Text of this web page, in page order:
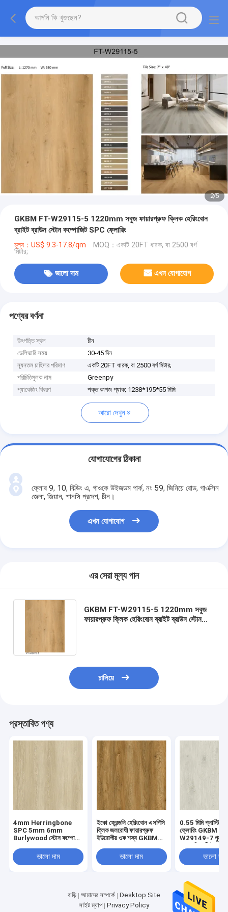
2/5
GKBM FT-W29115-5 1220mm সবুজ ফায়ারপ্রুফ ক্লিক হেরিংবোন
ব্রাইট ব্রাউন স্টোন কম্পোজিট SPC ফ্লোরিং
মূল্য：US$ 9.3-17.8/qm MOQ：একটি 20FT ধারক, বা 2500 বর্গ
মিটার;
ভালো দাম এখন যোগাযোগ
পণ্যের বর্ণনা
উৎপত্তি স্থল
চীন
ডেলিভারি সময়
30-45 দিন
ন্যূনতম চাহিদার পরিমাণ
একটি 20FT ধারক, বা 2500 বর্গ মিটার;
পরিচিতিমুলক নাম
Greenpy
প্যাকেজিং বিবরণ
শক্ত কাগজ প্যাক; 1238*195*55 মিমি
আরো দেখুন
যোগাযোগের ঠিকানা
ফ্লোর 9, 10, বিল্ডিং এ, গাওকে উইজডম পার্ক, নং 59, জিনিয়ে রোড, গাওক্সিন
জেলা, জিয়ান, শানসি প্রদেশ, চীন।
এখন যোগাযোগ
এর সেরা মূল্য পান
GKBM FT-W29115-5 1220mm সবুজ
ফায়ারপ্রুফ ক্লিক হেরিংবোন ব্রাইট ব্রাউন স্টোন
চালিয়ে
প্রস্তাবিত পণ্য
4mm Herringbone
SPC 5mm 6mm
Burlywood স্টোন কম্পোজিট
ভালো দাম
ইকো ফ্রেন্ডলি হেরিংবোন এসপিসি
ক্লিক জলরোধী ফায়ারপ্রুফ
ইউরোপীয় ওক শস্য GKBM
ভালো দাম
0.55 মিমি প্লাস্টিক
ফ্লোরিং GKBM
W29149-7
ভালো দাম
বাড়ি আমাদের সম্পর্কে
Desktop Site
সাইট ম্যাপ
Privacy Policy